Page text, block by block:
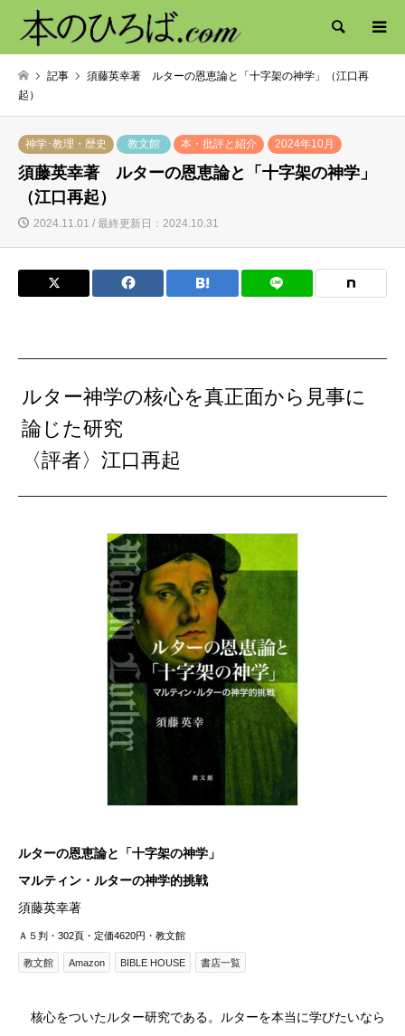
検索
記事
須藤英幸著 ルターの恩恵論と「十字架の神学」（江口再
起）
神学･教理・歴史 教文館 本・批評と紹介 2024年10月
須藤英幸著 ルターの恩恵論と「十字架の神学」
（江口再起）
2024.11.01 / 最終更新日：2024.10.31
ルター神学の核心を真正面から見事に
論じた研究
〈評者〉江口再起
ルターの恩恵論と「十字架の神学」
マルティン・ルターの神学的挑戦
須藤英幸著
Ａ５判・302頁・定価4620円・教文館
教文館 Amazon BIBLE HOUSE 書店一覧
核心をついたルター研究である。ルターを本当に学びたいなら